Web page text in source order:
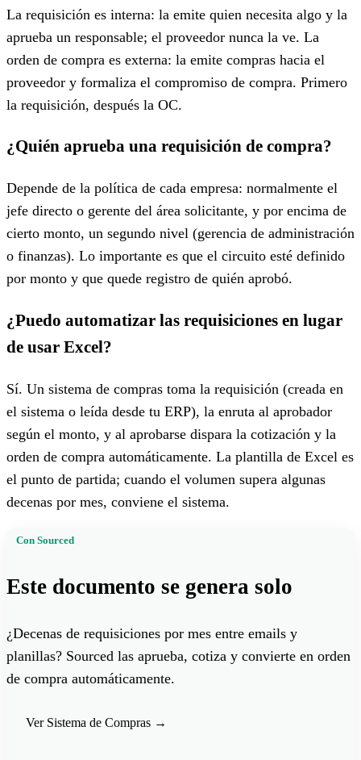
La requisición es interna: la emite quien necesita algo y la
aprueba un responsable; el proveedor nunca la ve. La
orden de compra es externa: la emite compras hacia el
proveedor y formaliza el compromiso de compra. Primero
la requisición, después la OC.
¿Quién aprueba una requisición de compra?
Depende de la política de cada empresa: normalmente el
jefe directo o gerente del área solicitante, y por encima de
cierto monto, un segundo nivel (gerencia de administración
o finanzas). Lo importante es que el circuito esté definido
por monto y que quede registro de quién aprobó.
¿Puedo automatizar las requisiciones en lugar
de usar Excel?
Sí. Un sistema de compras toma la requisición (creada en
el sistema o leída desde tu ERP), la enruta al aprobador
según el monto, y al aprobarse dispara la cotización y la
orden de compra automáticamente. La plantilla de Excel es
el punto de partida; cuando el volumen supera algunas
decenas por mes, conviene el sistema.
Con Sourced
Este documento se genera solo
¿Decenas de requisiciones por mes entre emails y
planillas? Sourced las aprueba, cotiza y convierte en orden
de compra automáticamente.
Ver Sistema de Compras →